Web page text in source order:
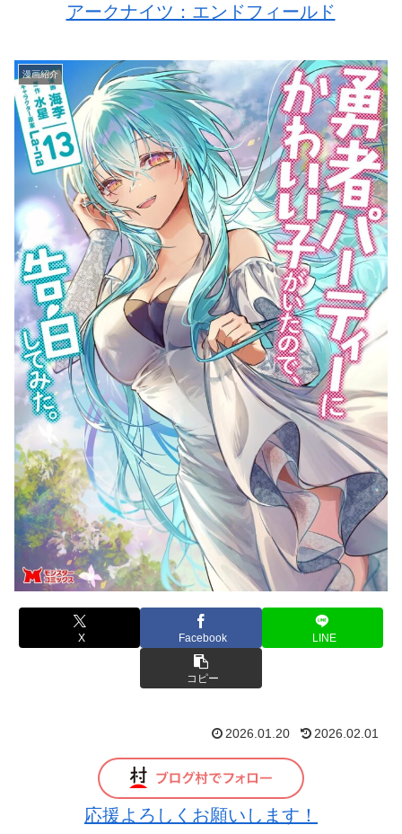
アークナイツ：エンドフィールド
漫画紹介
X Facebook LINE
コピー
2026.01.20 2026.02.01
応援よろしくお願いします！